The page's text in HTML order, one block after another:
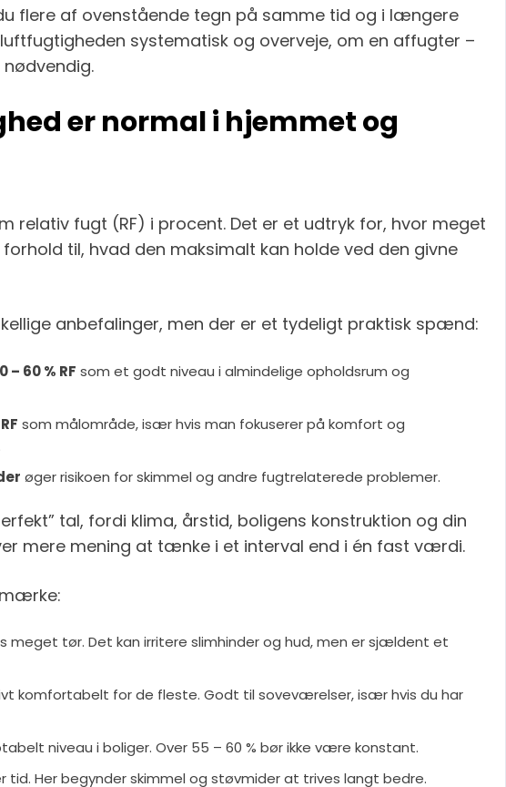
flere af ovenstående tegn på samme tid og i længere
systematisk og overveje, om en affugter –
er normal i hjemmet og
relativ fugt (RF) i procent. Det er et udtryk for, hvor meget
til, hvad den maksimalt kan holde ved den givne
anbefalinger, men der er et tydeligt praktisk spænd:
– 60 % RF som et godt niveau i almindelige opholdsrum og
som målområde, især hvis man fokuserer på komfort og
øger risikoen for skimmel og andre fugtrelaterede problemer.
tal, fordi klima, årstid, boligens konstruktion og din
mere mening at tænke i et interval end i én fast værdi.
meget tør. Det kan irritere slimhinder og hud, men er sjældent et
komfortabelt for de fleste. Godt til soveværelser, især hvis du har
niveau i boliger. Over 55 – 60 % bør ikke være konstant.
tid. Her begynder skimmel og støvmider at trives langt bedre.